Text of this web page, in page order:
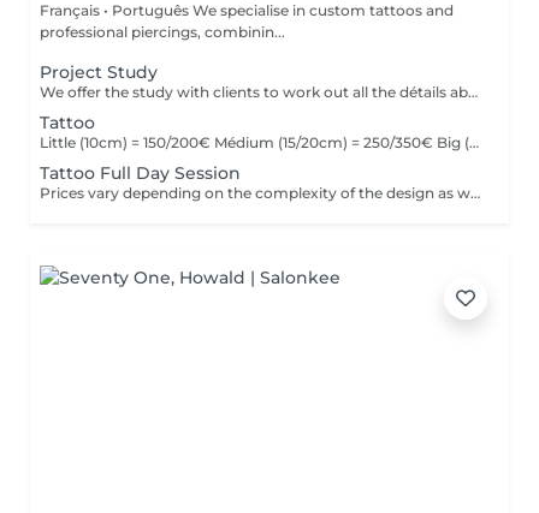
Français • Português We specialise in custom tattoos and
professional piercings, combinin...
Project Study
We offer the study with clients to work out all the détails about their tattoo.
Tattoo
Little (10cm) = 150/200€ Médium (15/20cm) = 250/350€ Big (25cm/+) = start at 400€ Custom quotes per project! The prices vary depending on the complexity of the design as well as the área to be tattoed!
Tattoo Full Day Session
Prices vary depending on the complexity of the design as well as the área to be tattoed.